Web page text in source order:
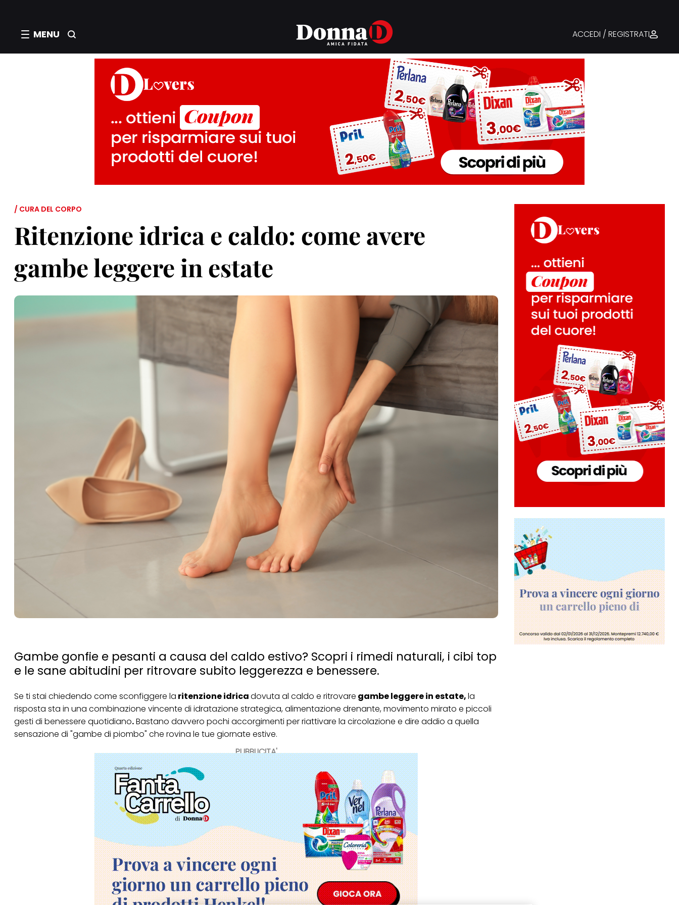
MENU ACCEDI / REGISTRATI
/ CURA DEL CORPO
Ritenzione idrica e caldo: come avere
gambe leggere in estate
Gambe gonfie e pesanti a causa del caldo estivo? Scopri i rimedi naturali, i cibi top
e le sane abitudini per ritrovare subito leggerezza e benessere.
PUBBLICITA'
Se ti stai chiedendo come sconfiggere la ritenzione idricadovuta al caldo e ritrovare gambe leggere in estate,la
risposta sta in una combinazione vincente di idratazione strategica, alimentazione drenante, movimento mirato e piccoli
gesti di benessere quotidiano.Bastano davvero pochi accorgimenti per riattivare la circolazione e dire addio a quella
sensazione di "gambe di piombo" che rovina le tue giornate estive.